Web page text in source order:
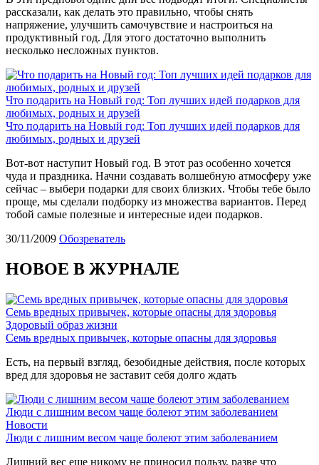
рассказали, как делать это правильно, чтобы снять
напряжение, улучшить самочувствие и настроиться на
продуктивный год. Для этого достаточно выполнить
несколько несложных пунктов.
Что подарить на Новый год: Топ лучших идей подарков для
любимых, родных и друзей
Что подарить на Новый год: Топ лучших идей подарков для
любимых, родных и друзей
Вот-вот наступит Новый год. В этот раз особенно хочется
чуда и праздника. Начни создавать волшебную атмосферу уже
сейчас – выбери подарки для своих близких. Чтобы тебе было
проще, мы сделали подборку из множества вариантов. Перед
тобой самые полезные и интересные идеи подарков.
30/11/2009 Обозреватель
НОВОЕ В ЖУРНАЛЕ
Семь вредных привычек, которые опасны для здоровья
Здоровый образ жизни
Семь вредных привычек, которые опасны для здоровья
Есть, на первый взгляд, безобидные действия, после которых
вред для здоровья не заставит себя долго ждать
Люди с лишним весом чаще болеют этим заболеванием
Новости
Люди с лишним весом чаще болеют этим заболеванием
Лишний вес еще никому не приносил пользу, разве что